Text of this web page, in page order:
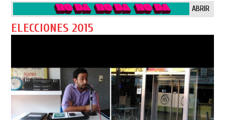
ABRIR
ELECCIONES 2015